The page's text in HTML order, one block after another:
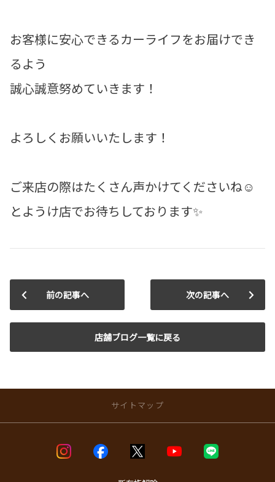
お客様に安心できるカーライフをお届けでき
るよう
誠心誠意努めていきます！
よろしくお願いいたします！
ご来店の際はたくさん声かけてくださいね☺️
とようけ店でお待ちしております✨
前の記事へ
店舗ブログ一覧に戻る
次の記事へ
サイトマップ